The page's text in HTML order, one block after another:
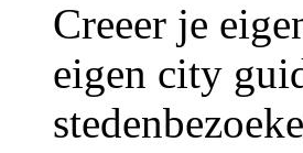
Creeer je
eigen city